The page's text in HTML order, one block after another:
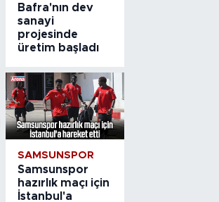
Bafra'nın dev
sanayi
projesinde
üretim başladı
SAMSUNSPOR
Samsunspor
hazırlık maçı için
İstanbul'a